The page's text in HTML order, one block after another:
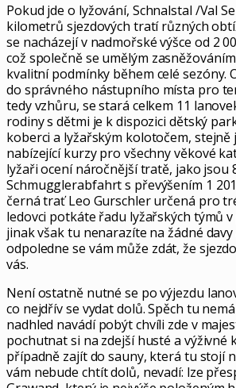
Pokud jde o lyžování, Schnalstal /Val
kilometrů sjezdových tratí různých
se nacházejí v nadmořské výšce od 2
což společně se umělým
kvalitní podmínky během celé sezóny.
do správného nástupního místa pro
tedy vzhůru, se stará celkem 11
rodiny s dětmi je k dispozici dětský
koberci a lyžařským kolotočem, stejně
nabízející kurzy pro všechny věkové
lyžaři ocení náročnější tratě, jako jsou
Schmugglerabfahrt s převýšením 1
černá trať Leo Gurschler určená pro
ledovci potkáte řadu lyžařských týmů
jinak však tu nenarazíte na žádné davy
odpoledne se vám může zdát, že
vás.
Není ostatně nutné se po výjezdu
co nejdřív se vydat dolů. Spěch tu
nadhled navádí pobýt chvíli zde v
pochutnat si na zdejší husté a výživné
případně zajít do sauny, která tu stojí
vám nebude chtít dolů, nevadí: lze